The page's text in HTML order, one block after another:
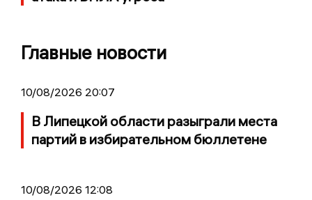
Главные новости
10/08/2026 20:07
В Липецкой области разыграли места
партий в избирательном бюллетене
10/08/2026 12:08